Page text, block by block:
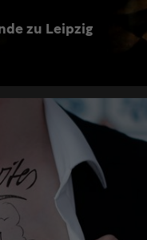
zu Leipzig